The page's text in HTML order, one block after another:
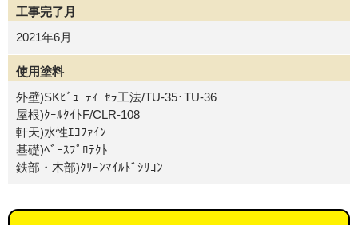
工事完了月
2021年6月
使用塗料
外壁)SKﾋﾞｭｰﾃｨｰｾﾗ工法/TU-35･TU-36
屋根)ｸｰﾙﾀｲﾄF/CLR-108
軒天)水性ｴｺﾌｧｲﾝ
基礎)ﾍﾞｰｽﾌﾟﾛﾃｸﾄ
鉄部・木部)ｸﾘｰﾝﾏｲﾙﾄﾞｼﾘｺﾝ